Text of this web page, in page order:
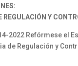
REGULACIÓN Y
2022 Refórmese el
de Regulación y